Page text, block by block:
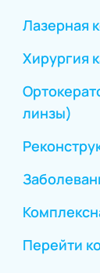
Лазерная
Хирургия
линзы)
Перейти